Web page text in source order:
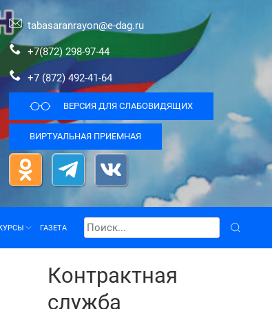
tabasaranrayon@e-dag.ru
+7(872) 298-97-44
+7 (872) 492-41-64
ВЕРСИЯ ДЛЯ СЛАБОВИДЯЩИХ
ВИРТУАЛЬНАЯ ПРИЕМНАЯ
ГАЗЕТА
Контрактная
служба